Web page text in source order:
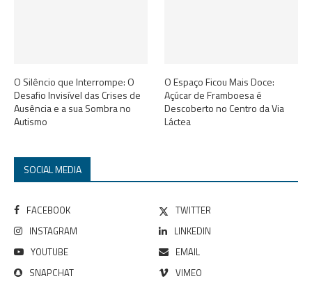
O Silêncio que Interrompe: O
Desafio Invisível das Crises de
Ausência e a sua Sombra no
Autismo
O Espaço Ficou Mais Doce:
Açúcar de Framboesa é
Descoberto no Centro da Via
Láctea
SOCIAL MEDIA
FACEBOOK
TWITTER
INSTAGRAM
LINKEDIN
YOUTUBE
EMAIL
SNAPCHAT
VIMEO